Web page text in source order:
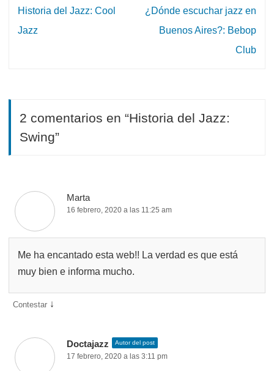
Navegación
de
Historia del Jazz: Cool
Jazz
¿Dónde escuchar jazz en
Buenos Aires?: Bebop
Club
2 comentarios en “Historia del Jazz:
Swing”
Marta
16 febrero, 2020 a las 11:25 am
Me ha encantado esta web!! La verdad es que está
muy bien e informa mucho.
Contestar ↓
Doctajazz Autor del post
17 febrero, 2020 a las 3:11 pm